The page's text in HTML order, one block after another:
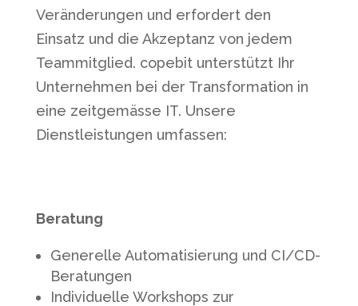
Veränderungen und erfordert den
Einsatz und die Akzeptanz von jedem
Teammitglied. copebit unterstützt Ihr
Unternehmen bei der Transformation in
eine zeitgemässe IT. Unsere
Dienstleistungen umfassen:
Beratung
Generelle Automatisierung und CI/CD-
Beratungen
Individuelle Workshops zur